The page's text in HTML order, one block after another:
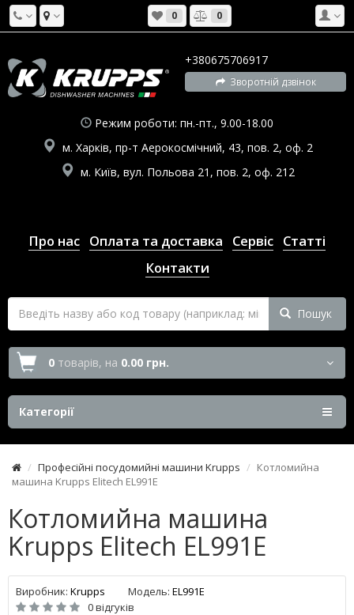
0 0
+380675706917
Зворотній дзвінок
Режим роботи: пн.-пт., 9.00-18.00
м. Харків, пр-т Аерокосмічний, 43, пов. 2, оф. 2
м. Київ, вул. Польова 21, пов. 2, оф. 212
Про нас Оплата та доставка Сервіс Статті
Контакти
Пошук
0 товарів, на 0.00 грн.
Категорії
Професійні посудомийні машини Krupps
Котломийна
машина Krupps Elitech EL991E
Котломийна машина
Krupps Elitech EL991E
Виробник: Krupps Модель: EL991E
0 відгуків